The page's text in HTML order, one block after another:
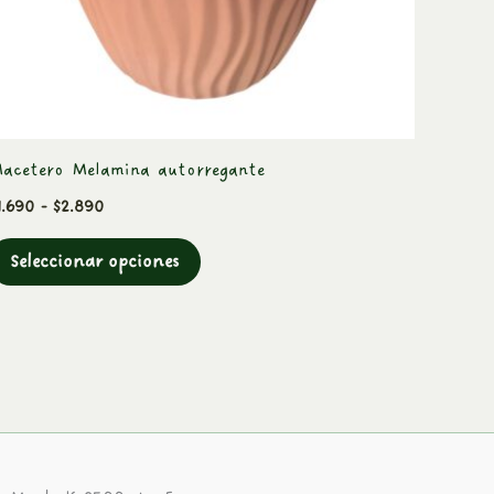
Melamina autorregante
- $2.890
Seleccionar opciones
la
producto